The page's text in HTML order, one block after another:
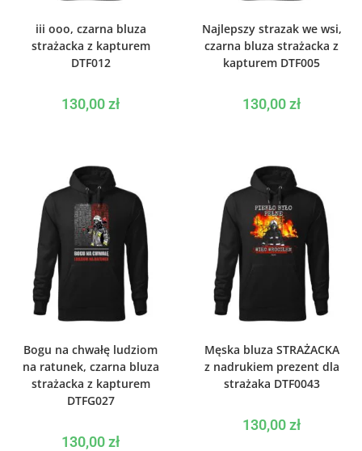
iii ooo, czarna bluza
strażacka z kapturem
DTF012
130,00zł
Najlepszy strazak we wsi,
czarna bluza strażacka z
kapturem DTF005
130,00zł
Bogu na chwałę ludziom
na ratunek, czarna bluza
strażacka z kapturem
DTFG027
130,00zł
Męska bluza STRAŻACKA
z nadrukiem prezent dla
strażaka DTF0043
130,00zł